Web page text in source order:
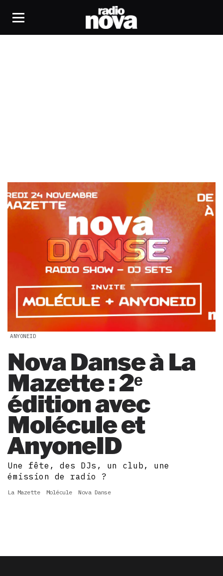
ANYONEID
Nova Danse à La
Mazette : 2ᵉ
édition avec
Molécule et
AnyoneID
Une fête, des DJs, un club, une
émission de radio ?
La Mazette Molécule Nova Danse